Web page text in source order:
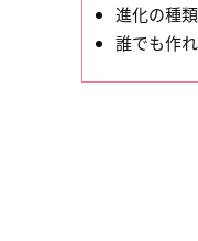
進化の種
誰でも作